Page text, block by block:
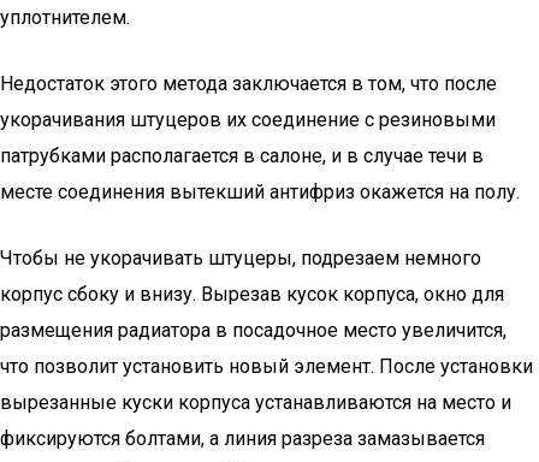
уплотнителем.
Недостаток этого метода заключается в том, что после
укорачивания штуцеров их соединение с резиновыми
патрубками располагается в салоне, и в случае течи в
месте соединения вытекший антифриз окажется на полу.
Чтобы не укорачивать штуцеры, подрезаем немного
корпус сбоку и внизу. Вырезав кусок корпуса, окно для
размещения радиатора в посадочное место увеличится,
что позволит установить новый элемент. После установки
вырезанные куски корпуса устанавливаются на место и
фиксируются болтами, а линия разреза замазывается